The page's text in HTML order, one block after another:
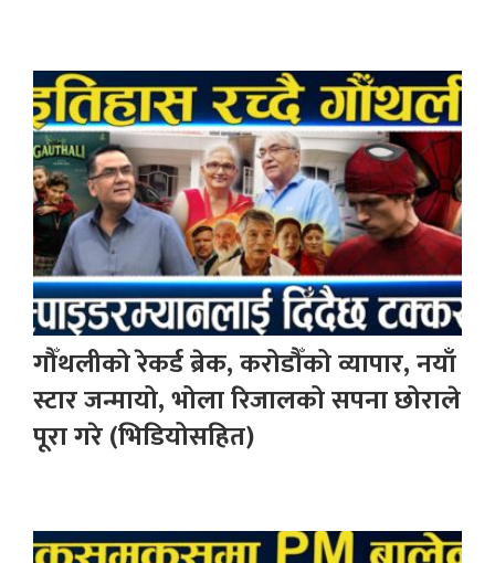
गौँथलीको रेकर्ड ब्रेक, करोडौँको व्यापार, नयाँ
स्टार जन्मायो, भोला रिजालको सपना छोराले
पूरा गरे (भिडियोसहित)